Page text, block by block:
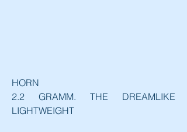
HORN
2.2 GRAMM. THE DREAMLIKE
LIGHTWEIGHT